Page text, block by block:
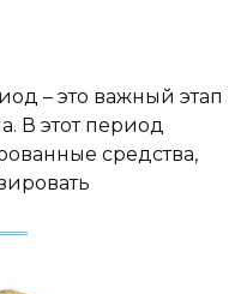
– это важный этап
В этот период
средства,